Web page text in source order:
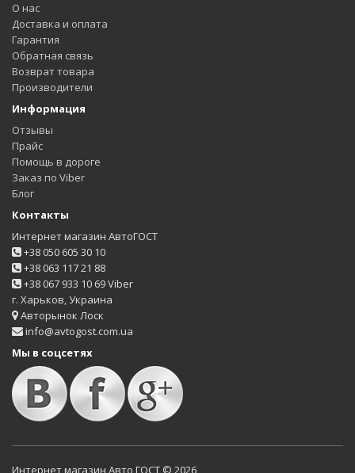
О нас
Доставка и оплата
Гарантия
Обратная связь
Возврат товара
Производители
Информация
Отзывы
Прайс
Помощь в дороге
Заказ по Viber
Блог
Контакты
Интернет магазин АвтоГОСТ
+38 050 605 30 10
+38 063 117 21 88
+38 067 933 10 69 Viber
г. Харьков, Украина
Авторынок Лоск
info@avtogost.com.ua
Мы в соцсетях
Интернет магазин Авто ГОСТ © 2026